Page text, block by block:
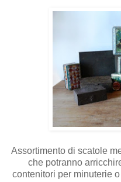
Assortimento di scatole
che potranno
contenitori per minuterie